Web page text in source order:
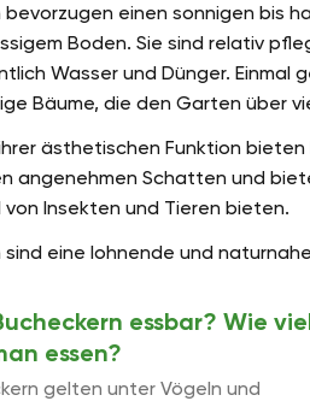
bevorzugen einen sonnigen bis
Boden. Sie sind relativ
Wasser und Dünger. Einmal
Bäume, die den Garten über
ästhetischen Funktion
angenehmen Schatten und
von Insekten und Tieren bieten.
sind eine lohnende und
essbar? Wie
essen?
gelten unter Vögeln und